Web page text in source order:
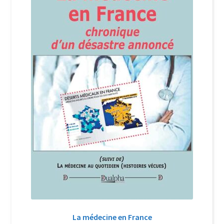
Login Customizer
Nous Contacter
Panier
Politique de confidentialité et cookies
Qui sommes-nous ?
Soutien à Philippe Randa
Suivi de la Commande
La médecine en France